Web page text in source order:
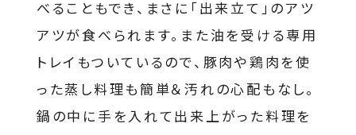
べることもでき、まさに「出来立て」のアツ
アツが食べられます。また油を受ける専用
トレイもついているので、豚肉や鶏肉を使
った蒸し料理も簡単＆汚れの心配もなし。
鍋の中に手を入れて出来上がった料理を